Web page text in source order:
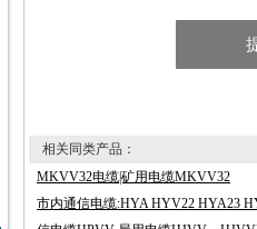
相关同类产品：
MKVV32电缆|矿用电缆MKVV32
市内通信电缆:HYA HYV22 HYA23